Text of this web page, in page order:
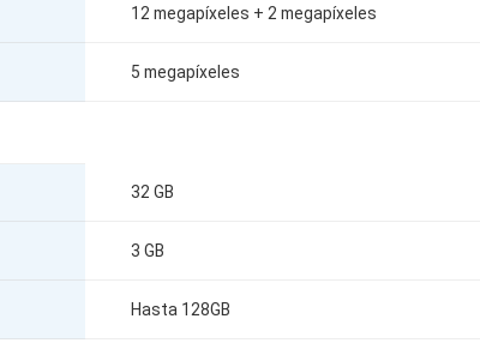
12 megapíxeles + 2 megapíxeles
5 megapíxeles
32 GB
3 GB
Hasta 128GB